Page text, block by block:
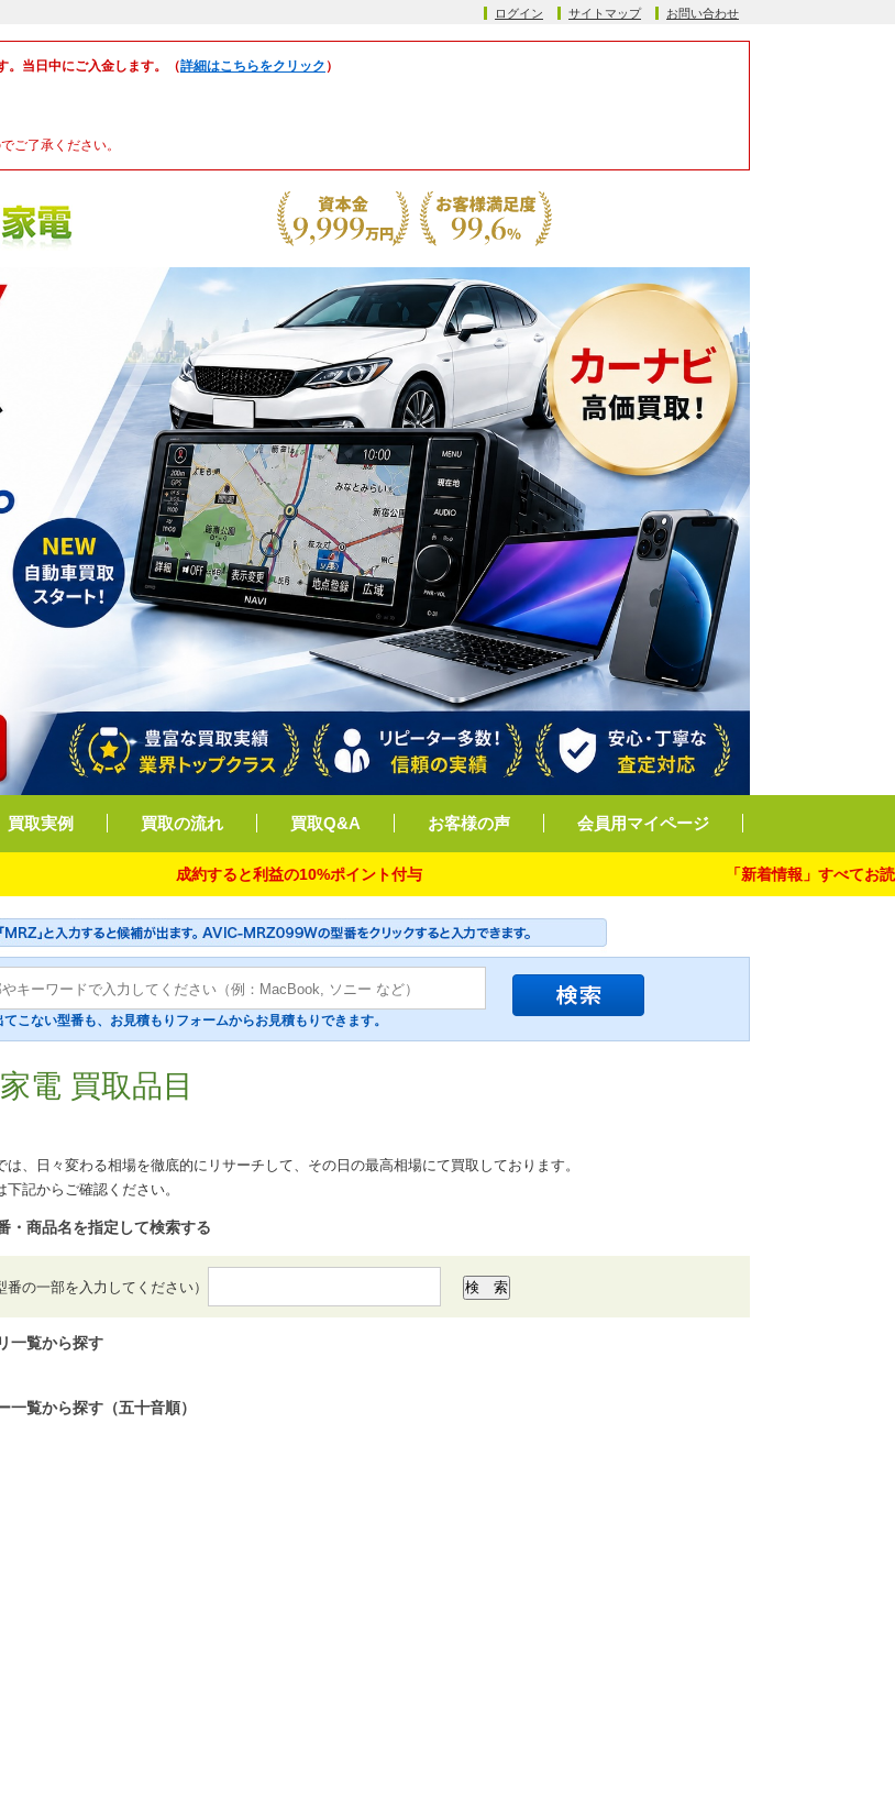
ログイン サイトマップ お問い合わせ
。当日中にご入金します。（詳細はこちらをクリック ）
ご了承ください。
買取実例 買取の流れ 買取Q&A お客様の声 会員用マイページ
成約すると利益の10%ポイント付与 「新着情報」すべてお読み下さ
こない型番も、お見積もりフォームからお見積もりできます。
電 買取品目
は、日々変わる相場を徹底的にリサーチして、その日の最高相場にて買取しております。
下記からご確認ください。
・商品名を指定して検索する
番の一部を入力してください）
一覧から探す
一覧から探す（五十音順）